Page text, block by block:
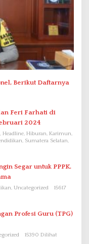
Berikut Daftarnya
Feri Farhati di
2024
Headline, Hiburan, Karimun,
Sumatera Selatan,
Segar untuk PPPK.
Uncategorized
15617
Profesi Guru (TPG)
15390 Dilihat